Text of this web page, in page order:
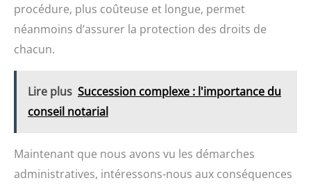
procédure, plus coûteuse et longue, permet
néanmoins d’assurer la protection des droits de
chacun.
Lire plus Succession complexe : l'importance du
conseil notarial
Maintenant que nous avons vu les démarches
administratives, intéressons-nous aux conséquences